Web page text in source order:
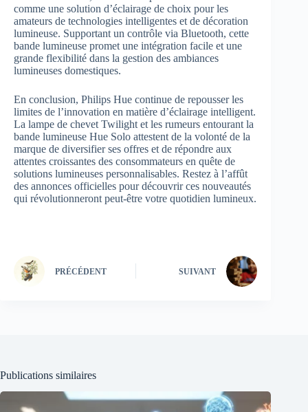
comme une solution d’éclairage de choix pour les
amateurs de technologies intelligentes et de décoration
lumineuse. Supportant un contrôle via Bluetooth, cette
bande lumineuse promet une intégration facile et une
grande flexibilité dans la gestion des ambiances
lumineuses domestiques.
En conclusion, Philips Hue continue de repousser les
limites de l’innovation en matière d’éclairage intelligent.
La lampe de chevet Twilight et les rumeurs entourant la
bande lumineuse Hue Solo attestent de la volonté de la
marque de diversifier ses offres et de répondre aux
attentes croissantes des consommateurs en quête de
solutions lumineuses personnalisables. Restez à l’affût
des annonces officielles pour découvrir ces nouveautés
qui révolutionneront peut-être votre quotidien lumineux.
PRÉCÉDENT SUIVANT
Publications similaires